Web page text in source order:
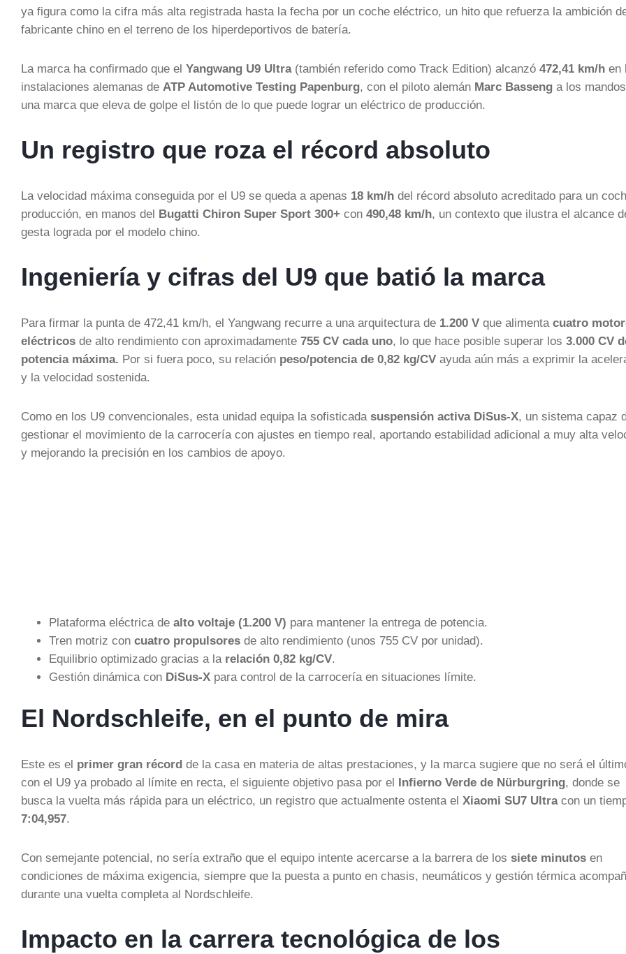
ya figura como la cifra más alta registrada hasta la fecha por un coche eléctrico, un hito que refuerza la ambición
fabricante chino en el terreno de los hiperdeportivos de batería.
La marca ha confirmado que el Yangwang U9 Ultra(también referido como Track Edition) alcanzó 472,41 km/h en
instalaciones alemanas de ATP Automotive Testing Papenburg, con el piloto alemán Marc Basseng a los
una marca que eleva de golpe el listón de lo que puede lograr un eléctrico de producción.
Un registro que roza el récord absoluto
La velocidad máxima conseguida por el U9 se queda a apenas 18 km/h del récord absoluto acreditado para un
producción, en manos del Bugatti Chiron Super Sport 300+ con 490,48 km/h, un contexto que ilustra el alcance
gesta lograda por el modelo chino.
Ingeniería y cifras del U9 que batió la marca
Para firmar la punta de 472,41 km/h, el Yangwang recurre a una arquitectura de 1.200 V que alimenta cuatro
eléctricos de alto rendimiento con aproximadamente 755 CV cada uno, lo que hace posible superar los 3.000 CV
potencia máxima. Por si fuera poco, su relación peso/potencia de 0,82 kg/CV ayuda aún más a exprimir la
y la velocidad sostenida.
Como en los U9 convencionales, esta unidad equipa la sofisticada suspensión activa DiSus-X, un sistema capaz
gestionar el movimiento de la carrocería con ajustes en tiempo real, aportando estabilidad adicional a muy alta
y mejorando la precisión en los cambios de apoyo.
Plataforma eléctrica de alto voltaje (1.200 V) para mantener la entrega de potencia.
Tren motriz con cuatro propulsores de alto rendimiento (unos 755 CV por unidad).
Equilibrio optimizado gracias a la relación 0,82 kg/CV
Gestión dinámica con DiSus-X para control de la carrocería en situaciones límite.
El Nordschleife, en el punto de mira
Este es el primer gran récord de la casa en materia de altas prestaciones, y la marca sugiere que no será el
con el U9 ya probado al límite en recta, el siguiente objetivo pasa por el Infierno Verde de Nürburgring , donde se
busca la vuelta más rápida para un eléctrico, un registro que actualmente ostenta el Xiaomi SU7 Ultra con un
7:04,957
Con semejante potencial, no sería extraño que el equipo intente acercarse a la barrera de los siete minutos en
condiciones de máxima exigencia, siempre que la puesta a punto en chasis, neumáticos y gestión térmica
durante una vuelta completa al Nordschleife.
Impacto en la carrera tecnológica de los